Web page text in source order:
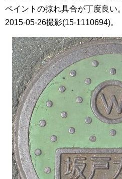
ペイントの掠れ具合が丁度良い。
2015-05-26撮影(15-1110694)。